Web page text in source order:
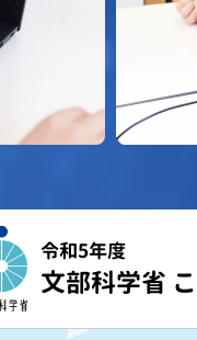
令和5年度
文部科学省